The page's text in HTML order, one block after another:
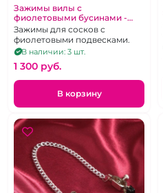
Зажимы вилы с
фиолетовыми бусинами -
украшением
Зажимы для сосков с
фиолетовыми подвесками.
В наличии: 3 шт.
1 300 pуб.
В корзину